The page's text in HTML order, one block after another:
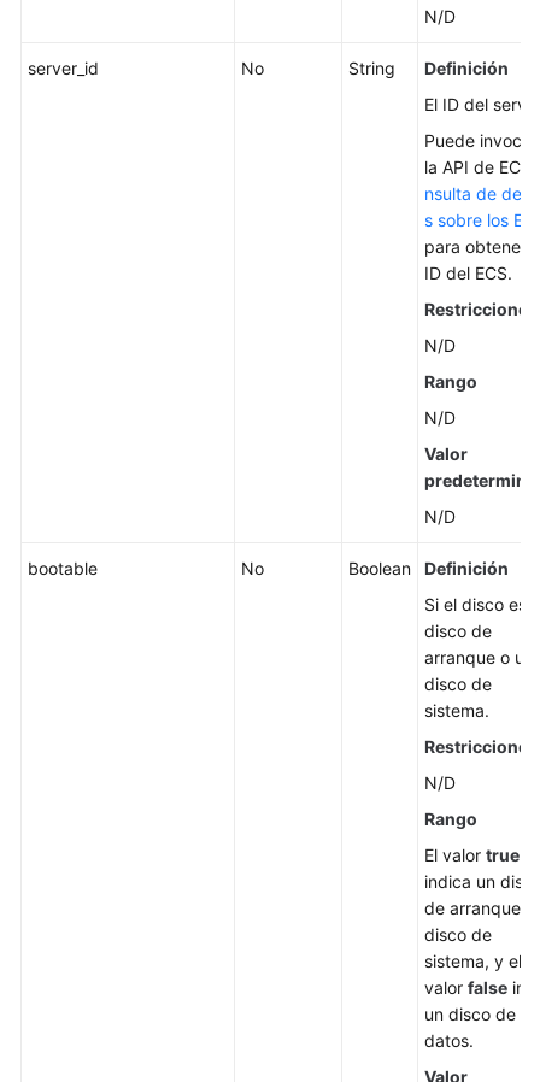
N/D
server_id No String
Definición
El ID del
Puede
la API de ECS
nsulta de
s sobre los
para obtener
ID del ECS.
Restricciones
N/D
Rango
N/D
Valor
N/D
bootable No Boolean
Definición
Si el disco es
disco de
arranque o un
disco de
sistema.
Restricciones
N/D
Rango
El valor true
indica un
de arranque o
disco de
sistema, y el
valor false
un disco de
datos.
Valor